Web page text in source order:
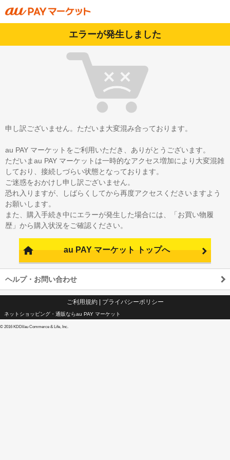
エラーが発生しました
申し訳ございません。ただいま大変混み合っております。
au PAY マーケットをご利用いただき、ありがとうございます。
ただいまau PAY マーケットは一時的なアクセス増加により大変混雑
しており、接続しづらい状態となっております。
ご迷惑をおかけし申し訳ございません。
恐れ入りますが、しばらくしてから再度アクセスくださいますよう
お願いします。
また、購入手続き中にエラーが発生した場合には、「お買い物履
歴」から購入状況をご確認ください。
au PAY マーケット トップへ
ヘルプ・お問い合わせ
ご利用規約| プライバシーポリシー
ネットショッピング・通販ならau PAY マーケット
© 2016 KDDI/au Commerce & Life, Inc.